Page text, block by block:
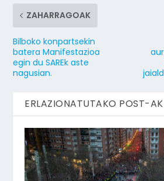
ZAHARRAGOAK
Bilboko konpartsekin
batera Manifestazioa
egin du SAREk aste
nagusian.
ERLAZIONATUTAKO POST-AK